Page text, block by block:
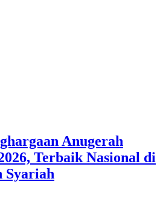
Anugerah
Terbaik Nasional di
Syariah